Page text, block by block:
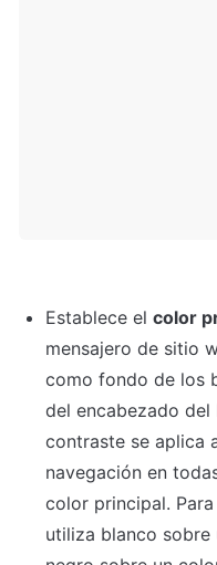
Establece el color
mensajero de sitio
como fondo de los
del encabezado del
contraste se aplica
navegación en
color principal.
utiliza blanco